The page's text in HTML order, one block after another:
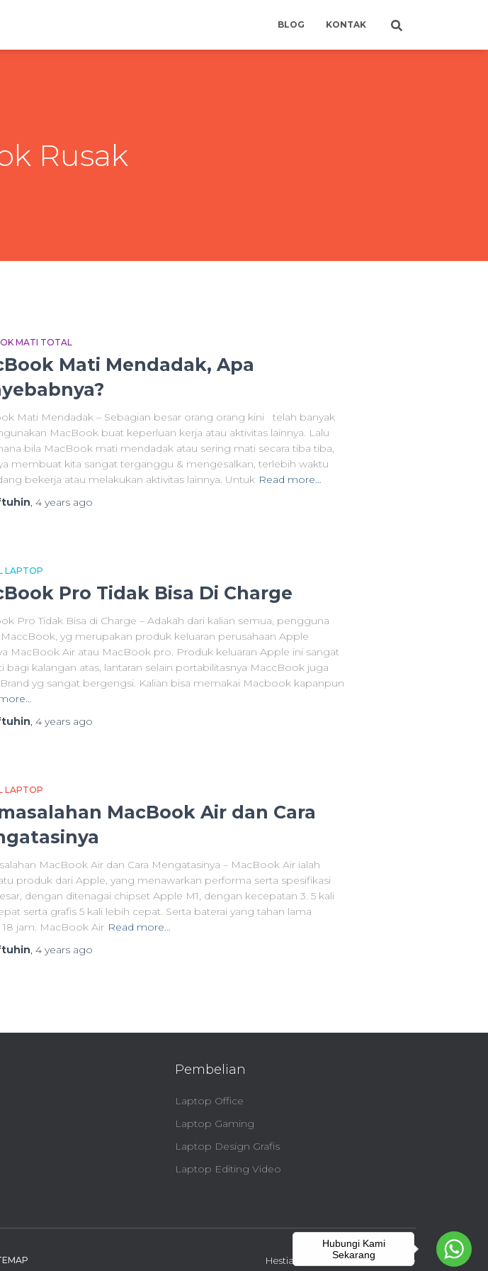
BLOG KONTAK
Rusak
MATI TOTAL
Mati Mendadak, Apa
Mati Mendadak – Sebagian besar orang orang kini telah banyak
MacBook buat keperluan kerja atau aktivitas lainnya. Lalu
bila MacBook mati mendadak atau sering mati secara tiba tiba,
membuat kita sangat terganggu & mengesalkan, terlebih waktu
bekerja atau melakukan aktivitas lainnya. Untuk Read more…
, 4 yearsago
LAPTOP
Pro Tidak Bisa Di Charge
Pro Tidak Bisa di Charge – Adakah dari kalian semua, pengguna
yg merupakan produk keluaran perusahaan Apple
MacBook Air atau MacBook pro. Produk keluaran Apple ini sangat
bagi kalangan atas, lantaran selain portabilitasnya MaccBook juga
yg sangat bergengsi. Kalian bisa memakai Macbook kapanpun
, 4 yearsago
LAPTOP
MacBook Air dan Cara
MacBook Air dan Cara Mengatasinya – MacBook Air ialah
produk dari Apple, yang menawarkan performa serta spesifikasi
dengan ditenagai chipset Apple M1, dengan kecepatan 3. 5 kali
serta grafis 5 kali lebih cepat. Serta baterai yang tahan lama
jam. MacBook Air Read more…
, 4 yearsago
Pembelian
Laptop Office
Laptop Gaming
Laptop Design Grafis
Laptop Editing Video
Hestia | Developed byThemeIsle
Hubungi Kami
Sekarang